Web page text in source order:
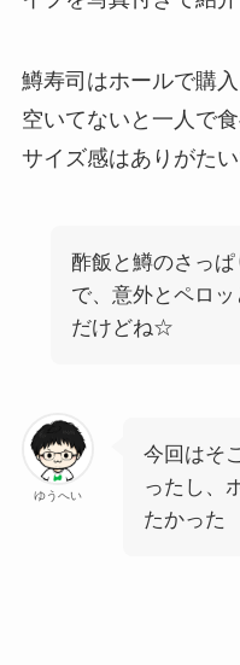
鱒寿司はホールで購
空いてないと一人で
サイズ感はありがたい
酢飯と鱒のさっ
で、意外とペロ
だけどね☆
ゆうへい
今回はそ
ったし、
たかった